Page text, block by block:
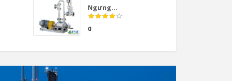
Ngưng...
0